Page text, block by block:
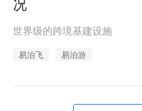
世界级的跨境基建设施
易泊飞 易泊游